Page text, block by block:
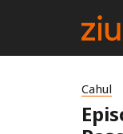
Cahul